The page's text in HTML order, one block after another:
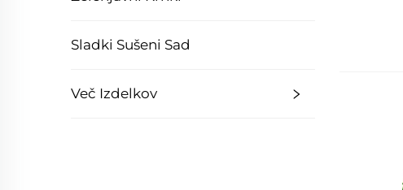
Sladki Sušeni Sad
Več Izdelkov